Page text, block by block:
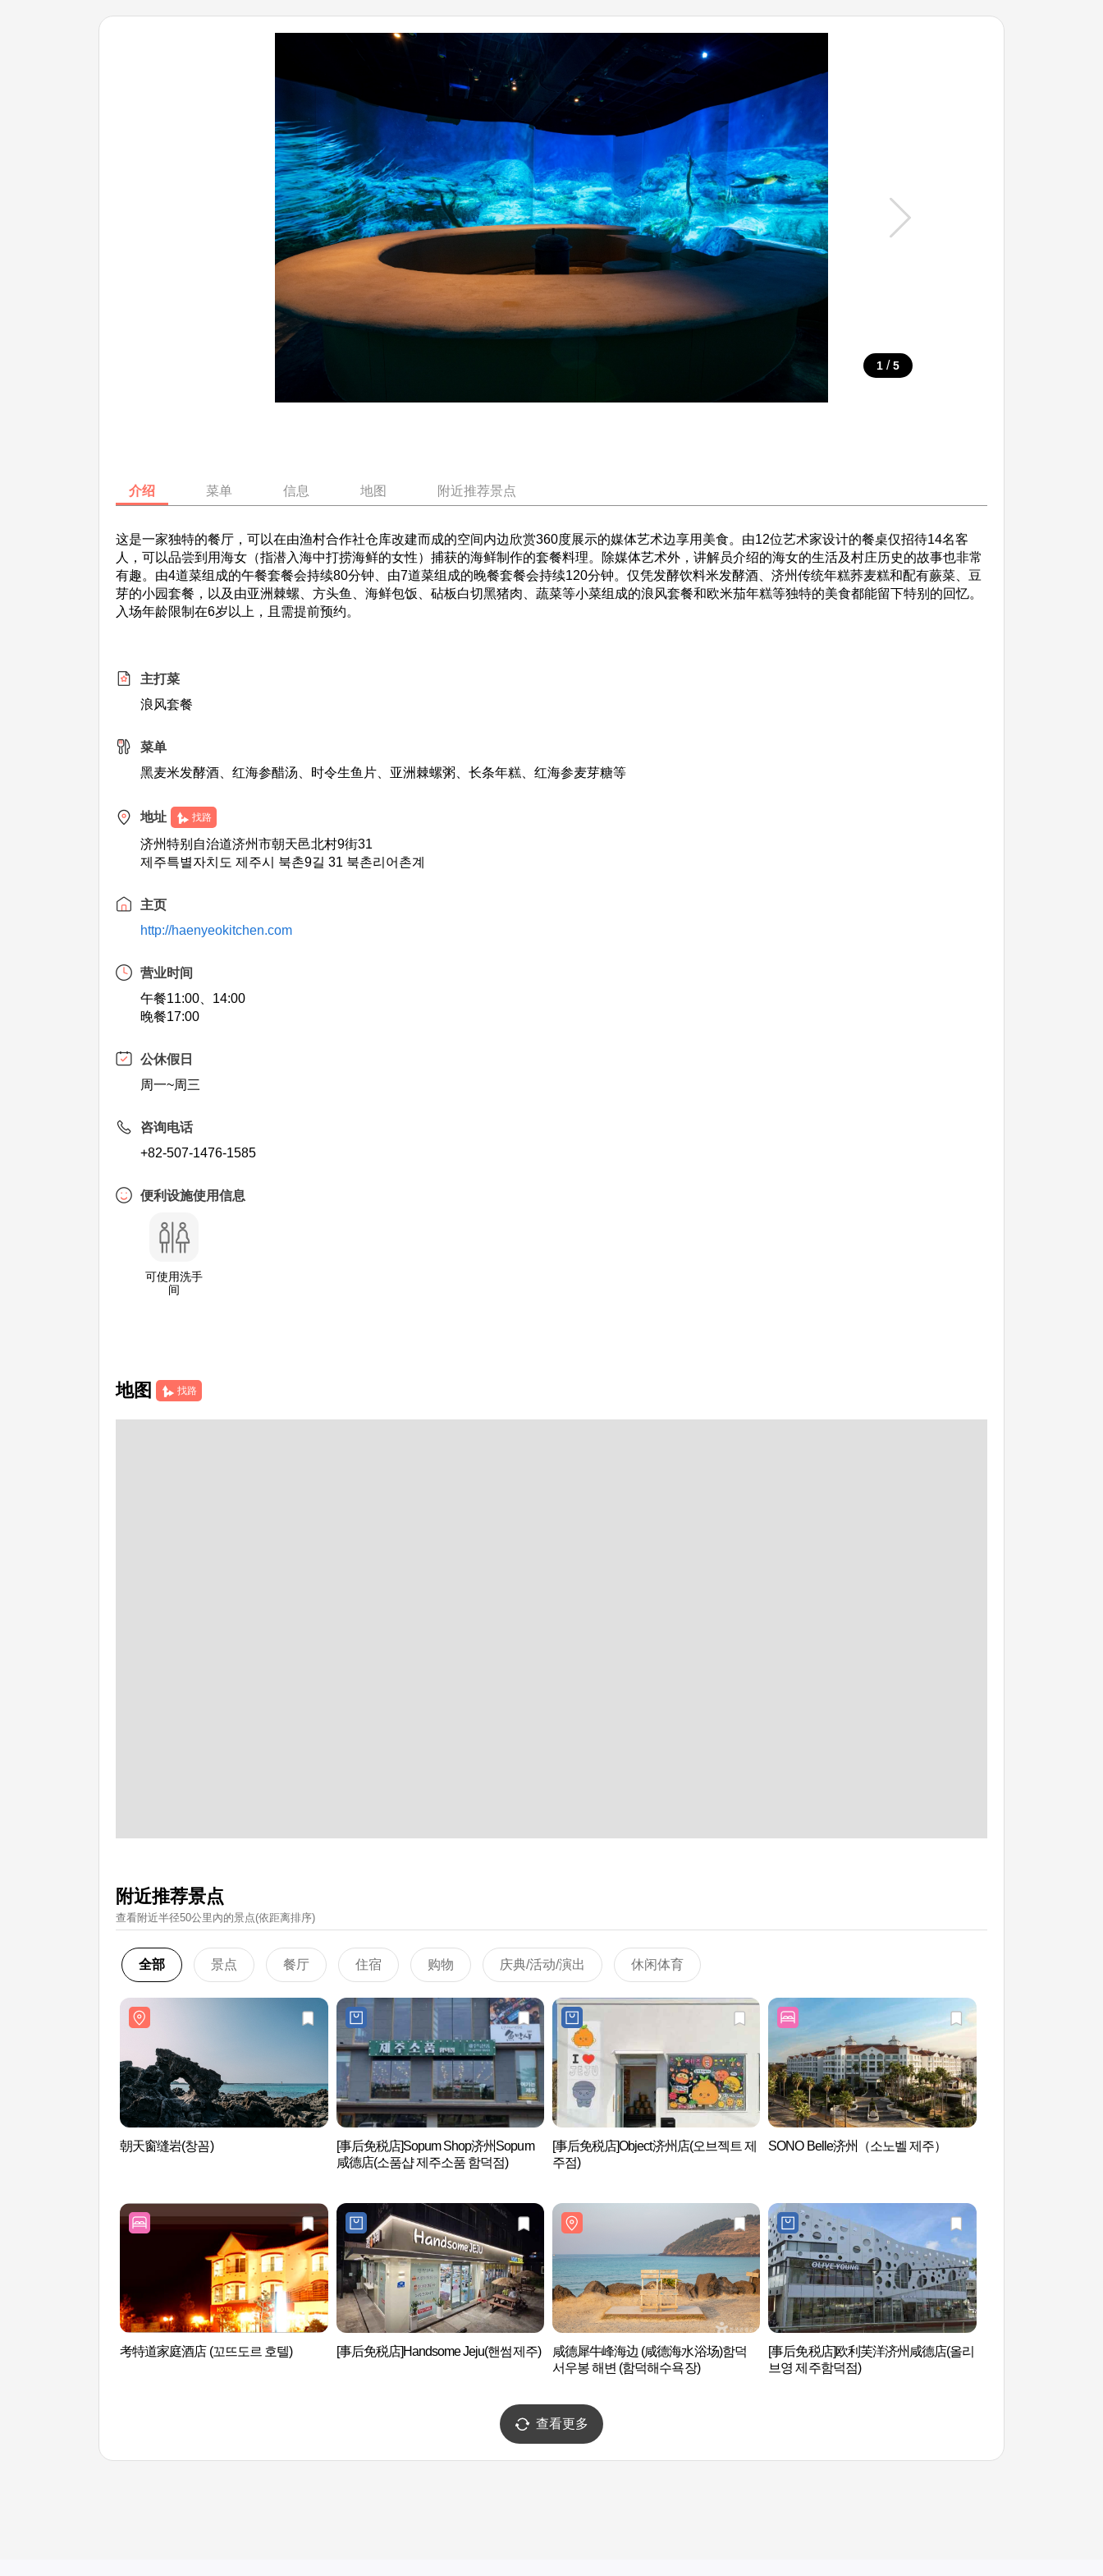
1 / 5
介绍 菜单 信息 地图 附近推荐景点
这是一家独特的餐厅，可以在由渔村合作社仓库改建而成的空间内边欣赏360度展示的媒体艺术边享用美食。由12位艺术家设计的餐桌仅招待14名客
人，可以品尝到用海女（指潜入海中打捞海鲜的女性）捕获的海鲜制作的套餐料理。除媒体艺术外，讲解员介绍的海女的生活及村庄历史的故事也非常
有趣。由4道菜组成的午餐套餐会持续80分钟、由7道菜组成的晚餐套餐会持续120分钟。仅凭发酵饮料米发酵酒、济州传统年糕荞麦糕和配有蕨菜、豆
芽的小园套餐，以及由亚洲棘螺、方头鱼、海鲜包饭、砧板白切黑猪肉、蔬菜等小菜组成的浪风套餐和欧米茄年糕等独特的美食都能留下特别的回忆。
入场年龄限制在6岁以上，且需提前预约。
主打菜
浪风套餐
菜单
黑麦米发酵酒、红海参醋汤、时令生鱼片、亚洲棘螺粥、长条年糕、红海参麦芽糖等
地址 找路
济州特别自治道济州市朝天邑北村9街31
제주특별자치도 제주시 북촌9길 31 북촌리어촌계
主页
http://haenyeokitchen.com
营业时间
午餐11:00、14:00
晚餐17:00
公休假日
周一~周三
咨询电话
+82-507-1476-1585
便利设施使用信息
可使用洗手
间
地图 找路
附近推荐景点
查看附近半径50公里內的景点(依距离排序)
全部 景点 餐厅 住宿 购物 庆典/活动/演出 休闲体育
朝天窗缝岩(창꼼)
[事后免税店]Sopum Shop济州Sopum
咸德店(소품샵 제주소품 함덕점)
[事后免税店]Object济州店(오브젝트 제
주점)
SONO Belle济州（소노벨 제주）
考特道家庭酒店 (꼬뜨도르 호텔) [事后免税店]Handsome Jeju(핸썸제주)
咸德犀牛峰海边 (咸德海水浴场)함덕
서우봉 해변 (함덕해수욕장)
[事后免税店]欧利芙洋济州咸德店(올리
브영 제주함덕점)
查看更多